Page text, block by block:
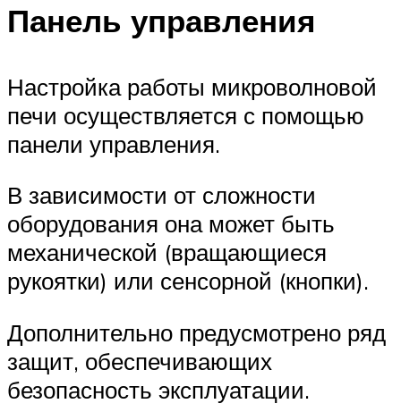
Панель управления
Настройка работы микроволновой
печи осуществляется с помощью
панели управления.
В зависимости от сложности
оборудования она может быть
механической (вращающиеся
рукоятки) или сенсорной (кнопки).
Дополнительно предусмотрено ряд
защит, обеспечивающих
безопасность эксплуатации.